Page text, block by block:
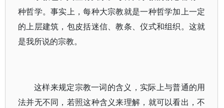
种哲学。事实上，每种大宗教就是一种哲学加上一定
的上层建筑，包皮括迷信、教条、仪式和组织。这就
是我所说的宗教。
这样来规定宗教一词的含义，实际上与普通的用
法并无不同，若照这种含义来理解，就可以看出，不